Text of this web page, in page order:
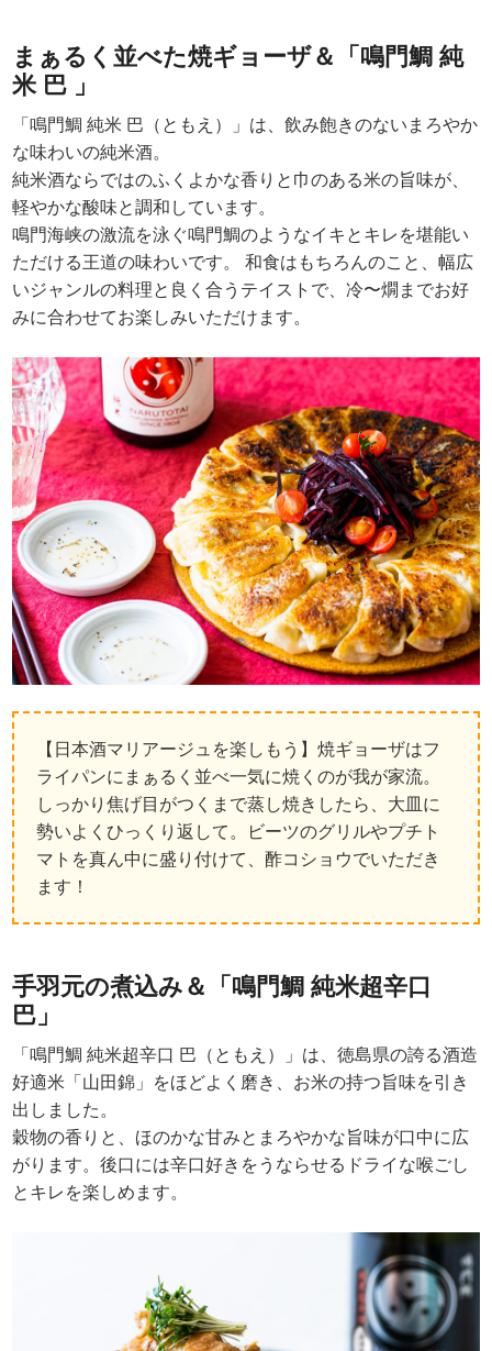
まぁるく並べた焼ギョーザ＆「鳴門鯛 純
米 巴 」
「鳴門鯛 純米 巴（ともえ）」は、飲み飽きのないまろやか
な味わいの純米酒。
純米酒ならではのふくよかな香りと巾のある米の旨味が、
軽やかな酸味と調和しています。
鳴門海峡の激流を泳ぐ鳴門鯛のようなイキとキレを堪能い
ただける王道の味わいです。 和食はもちろんのこと、幅広
いジャンルの料理と良く合うテイストで、冷〜燗までお好
みに合わせてお楽しみいただけます。
【日本酒マリアージュを楽しもう】焼ギョーザはフ
ライパンにまぁるく並べ一気に焼くのが我が家流。
しっかり焦げ目がつくまで蒸し焼きしたら、大皿に
勢いよくひっくり返して。ビーツのグリルやプチト
マトを真ん中に盛り付けて、酢コショウでいただき
ます！
手羽元の煮込み＆「鳴門鯛 純米超辛口
巴」
「鳴門鯛 純米超辛口 巴（ともえ）」は、徳島県の誇る酒造
好適米「山田錦」をほどよく磨き、お米の持つ旨味を引き
出しました。
穀物の香りと、ほのかな甘みとまろやかな旨味が口中に広
がります。後口には辛口好きをうならせるドライな喉ごし
とキレを楽しめます。